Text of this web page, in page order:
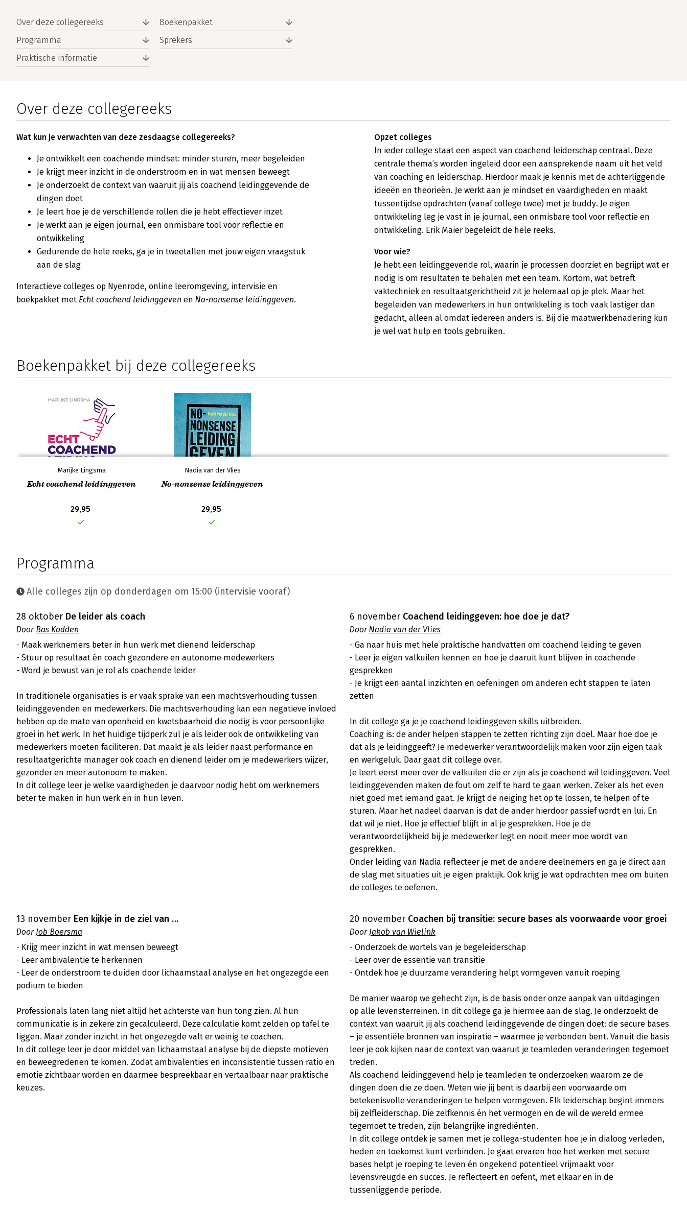
Over deze collegereeks
Boekenpakket
Programma
Sprekers
Praktische informatie
Over deze collegereeks
Wat kun je verwachten van deze zesdaagse collegereeks?
Je ontwikkelt een coachende mindset: minder sturen, meer begeleiden
Je krijgt meer inzicht in de onderstroom en in wat mensen beweegt
Je onderzoekt de context van waaruit jij als coachend leidinggevende de
dingen doet
Je leert hoe je de verschillende rollen die je hebt effectiever inzet
Je werkt aan je eigen journal, een onmisbare tool voor reflectie en
ontwikkeling
Gedurende de hele reeks, ga je in tweetallen met jouw eigen vraagstuk
aan de slag
Interactieve colleges op Nyenrode, online leeromgeving, intervisie en
boekpakket met Echt coachend leidinggeven en No-nonsense leidinggeven.
Opzet colleges
In ieder college staat een aspect van coachend leiderschap centraal. Deze
centrale thema’s worden ingeleid door een aansprekende naam uit het veld
van coaching en leiderschap. Hierdoor maak je kennis met de achterliggende
ideeën en theorieën. Je werkt aan je mindset en vaardigheden en maakt
tussentijdse opdrachten (vanaf college twee) met je buddy. Je eigen
ontwikkeling leg je vast in je journal, een onmisbare tool voor reflectie en
ontwikkeling. Erik Maier begeleidt de hele reeks.
Voor wie?
Je hebt een leidinggevende rol, waarin je processen doorziet en begrijpt wat er
nodig is om resultaten te behalen met een team. Kortom, wat betreft
vaktechniek en resultaatgerichtheid zit je helemaal op je plek. Maar het
begeleiden van medewerkers in hun ontwikkeling is toch vaak lastiger dan
gedacht, alleen al omdat iedereen anders is. Bij die maatwerkbenadering kun
je wel wat hulp en tools gebruiken.
Boekenpakket bij deze collegereeks
Marijke Lingsma
Echt coachend leidinggeven
29,95
Nadia van der Vlies
No-nonsense leidinggeven
29,95
Programma
Alle colleges zijn op donderdagen om 15:00 (intervisie vooraf)
28 oktober De leider als coach
Door Bas Kodden
- Maak werknemers beter in hun werk met dienend leiderschap
- Stuur op resultaat én coach gezondere en autonome medewerkers
- Word je bewust van je rol als coachende leider
In traditionele organisaties is er vaak sprake van een machtsverhouding tussen
leidinggevenden en medewerkers. Die machtsverhouding kan een negatieve invloed
hebben op de mate van openheid en kwetsbaarheid die nodig is voor persoonlijke
groei in het werk. In het huidige tijdperk zul je als leider ook de ontwikkeling van
medewerkers moeten faciliteren. Dat maakt je als leider naast performance en
resultaatgerichte manager ook coach en dienend leider om je medewerkers wijzer,
gezonder en meer autonoom te maken.
In dit college leer je welke vaardigheden je daarvoor nodig hebt om werknemers
beter te maken in hun werk en in hun leven.
6 november Coachend leidinggeven: hoe doe je dat?
DoorNadia van der Vlies
- Ga naar huis met hele praktische handvatten om coachend leiding te geven
- Leer je eigen valkuilen kennen en hoe je daaruit kunt blijven in coachende
gesprekken
- Je krijgt een aantal inzichten en oefeningen om anderen echt stappen te laten
zetten
In dit college ga je je coachend leidinggeven skills uitbreiden.
Coaching is: de ander helpen stappen te zetten richting zijn doel. Maar hoe doe je
dat als je leidinggeeft? Je medewerker verantwoordelijk maken voor zijn eigen taak
en werkgeluk. Daar gaat dit college over.
Je leert eerst meer over de valkuilen die er zijn als je coachend wil leidinggeven. Veel
leidinggevenden maken de fout om zelf te hard te gaan werken. Zeker als het even
niet goed met iemand gaat. Je krijgt de neiging het op te lossen, te helpen of te
sturen. Maar het nadeel daarvan is dat de ander hierdoor passief wordt en lui. En
dat wil je niet. Hoe je effectief blijft in al je gesprekken. Hoe je de
verantwoordelijkheid bij je medewerker legt en nooit meer moe wordt van
gesprekken.
Onder leiding van Nadia reflecteer je met de andere deelnemers en ga je direct aan
de slag met situaties uit je eigen praktijk. Ook krijg je wat opdrachten mee om buiten
de colleges te oefenen.
13 november Een kijkje in de ziel van …
DoorJob Boersma
- Krijg meer inzicht in wat mensen beweegt
- Leer ambivalentie te herkennen
- Leer de onderstroom te duiden door lichaamstaal analyse en het ongezegde een
podium te bieden
Professionals laten lang niet altijd het achterste van hun tong zien. Al hun
communicatie is in zekere zin gecalculeerd. Deze calculatie komt zelden op tafel te
liggen. Maar zonder inzicht in het ongezegde valt er weinig te coachen.
In dit college leer je door middel van lichaamstaal analyse bij de diepste motieven
en beweegredenen te komen. Zodat ambivalenties en inconsistentie tussen ratio en
emotie zichtbaar worden en daarmee bespreekbaar en vertaalbaar naar praktische
keuzes.
20 november Coachen bij transitie: secure bases als voorwaarde voor groei
DoorJakob van Wielink
- Onderzoek de wortels van je begeleiderschap
- Leer over de essentie van transitie
- Ontdek hoe je duurzame verandering helpt vormgeven vanuit roeping
De manier waarop we gehecht zijn, is de basis onder onze aanpak van uitdagingen
op alle levensterreinen. In dit college ga je hiermee aan de slag. Je onderzoekt de
context van waaruit jij als coachend leidinggevende de dingen doet: de secure bases
– je essentiële bronnen van inspiratie – waarmee je verbonden bent. Vanuit die basis
leer je ook kijken naar de context van waaruit je teamleden veranderingen tegemoet
treden.
Als coachend leidinggevend help je teamleden te onderzoeken waarom ze de
dingen doen die ze doen. Weten wie jij bent is daarbij een voorwaarde om
betekenisvolle veranderingen te helpen vormgeven. Elk leiderschap begint immers
bij zelfleiderschap. Die zelfkennis én het vermogen en de wil de wereld ermee
tegemoet te treden, zijn belangrijke ingrediënten.
In dit college ontdek je samen met je collega-studenten hoe je in dialoog verleden,
heden en toekomst kunt verbinden. Je gaat ervaren hoe het werken met secure
bases helpt je roeping te leven én ongekend potentieel vrijmaakt voor
levensvreugde en succes. Je reflecteert en oefent, met elkaar en in de
tussenliggende periode.